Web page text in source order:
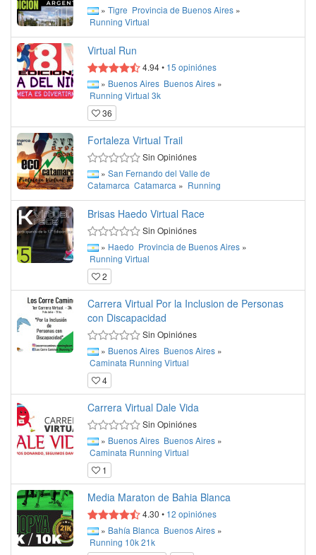
» Tigre Provincia de Buenos Aires »
Running Virtual
Virtual Run
4.94• 15 opiniónes
» Buenos Aires Buenos Aires »
Running Virtual 3k
36
Fortaleza Virtual Trail
Sin Opiniónes
» San Fernando del Valle de
Catamarca Catamarca » Running
Brisas Haedo Virtual Race
Sin Opiniónes
» Haedo Provincia de Buenos Aires »
Running Virtual
2
Carrera Virtual Por la Inclusion de Personas
con Discapacidad
Sin Opiniónes
» Buenos Aires Buenos Aires »
Caminata Running Virtual
4
Carrera Virtual Dale Vida
Sin Opiniónes
» Buenos Aires Buenos Aires »
Caminata Running Virtual
1
Media Maraton de Bahia Blanca
4.30 • 12 opiniónes
» Bahía Blanca Buenos Aires »
Running 10k21k